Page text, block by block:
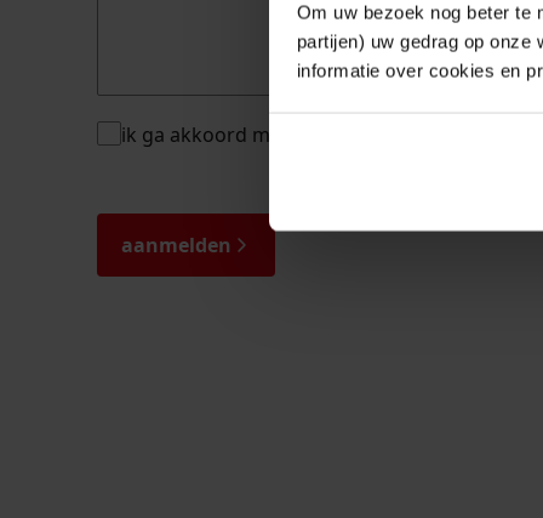
Om uw bezoek nog beter te
partijen) uw gedrag op
informatie over cookies en
instemming
ik ga akkoord met de
aanmelden